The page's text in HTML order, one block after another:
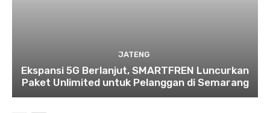
JATENG
Ekspansi 5G Berlanjut, SMARTFREN Luncurkan
Paket Unlimited untuk Pelanggan di Semarang